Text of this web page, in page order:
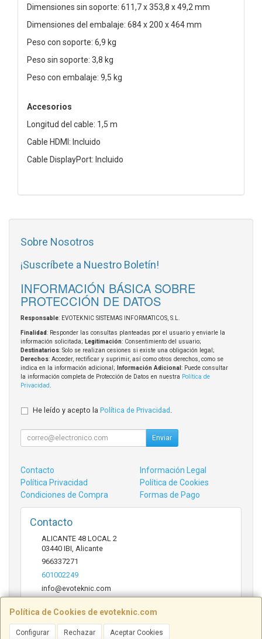
Dimensiones sin soporte: 611,7 x 353,8 x 49,2 mm
Dimensiones del embalaje: 684 x 200 x 464 mm
Peso con soporte: 6,9 kg
Peso sin soporte: 3,8 kg
Peso con embalaje: 9,5 kg
Accesorios
Longitud del cable: 1,5 m
Cable HDMI: Incluido
Cable DisplayPort: Incluido
Política de Cookies de evoteknic.com
Configurar Rechazar Aceptar Cookies
Sobre Nosotros
¡Suscríbete a Nuestro Boletín!
INFORMACIÓN BÁSICA SOBRE
PROTECCIÓN DE DATOS
Responsable: EVOTEKNIC SISTEMAS INFORMATICOS, S.L.
Finalidad: Responder las consultas planteadas por el usuario y enviarle la
información solicitada; Legitimación: Consentimiento del usuario;
Destinatarios: Solo se realizan cesiones si existe una obligación legal;
Derechos: Acceder, rectificar y suprimir, así como otros derechos, como se
indica en la información adicional;
Información Adicional : Puede consultar
la información completa de Protección de Datos en nuestra Política de
Privacidad
He leído y acepto la Política de Privacidad
Enviar
Contacto
Información Legal
Política Privacidad
Política de Cookies
Condiciones de Compra
Formas de Pago
Contacto
ALICANTE 48 LOCAL 2
03440 IBI Alicante
966337271
601002249
info@evoteknic.com
Horario